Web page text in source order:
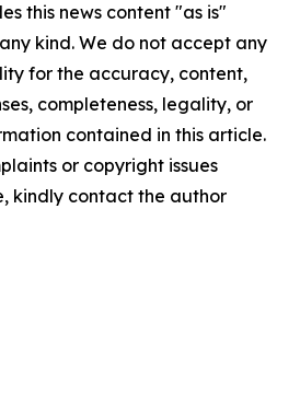
this news content "as is"
kind. We do not accept any
for the accuracy, content,
completeness, legality, or
contained in this article.
or copyright issues
kindly contact the author